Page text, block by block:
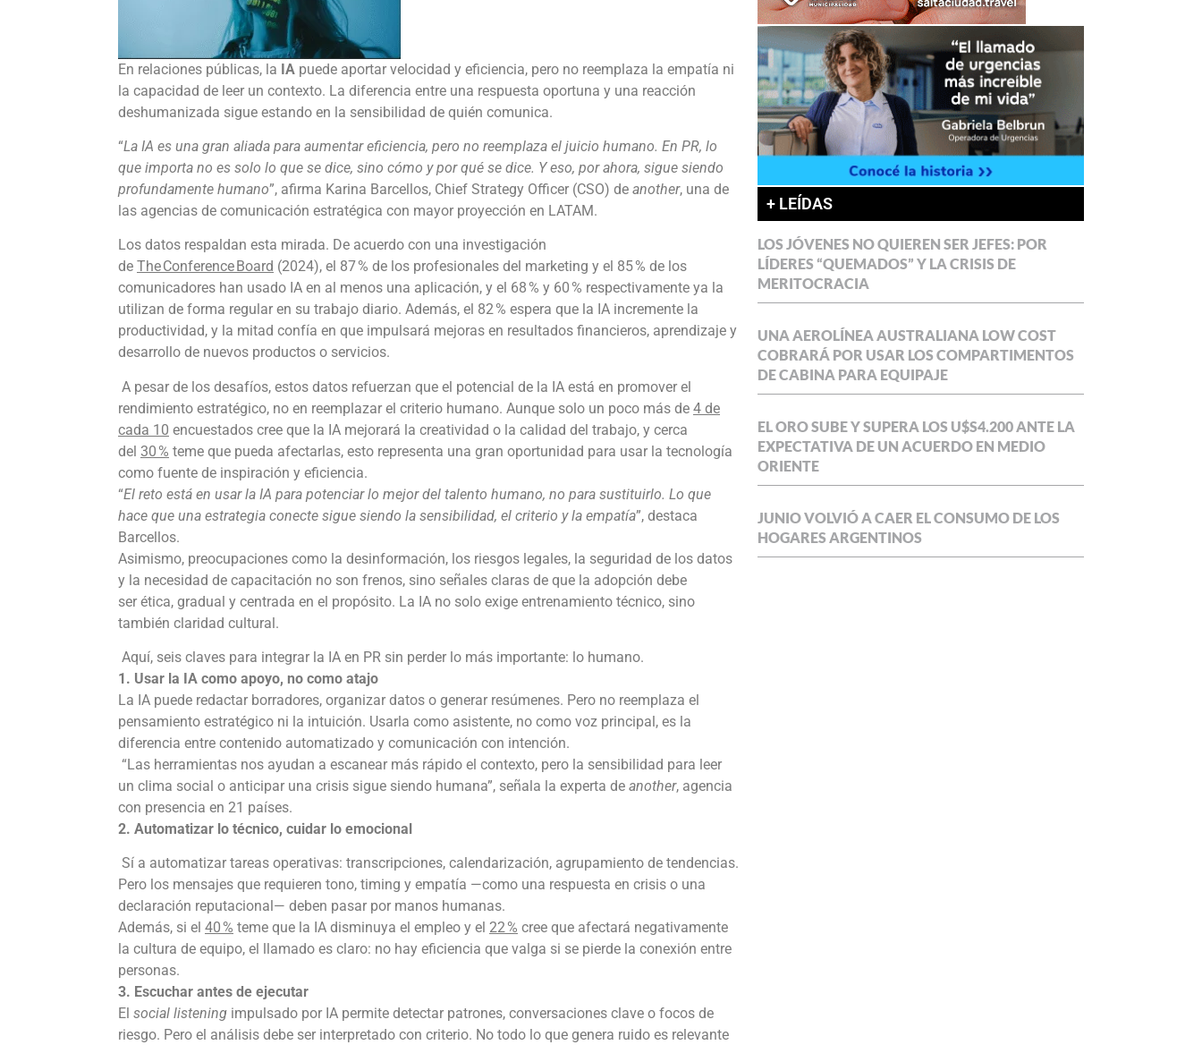
En relaciones públicas, la IA puede aportar velocidad y eficiencia, pero no reemplaza la empatía ni
la capacidad de leer un contexto. La diferencia entre una respuesta oportuna y una reacción
deshumanizada sigue estando en la sensibilidad de quién comunica.
“La IA es una gran aliada para aumentar eficiencia, pero no reemplaza el juicio humano. En PR, lo
que importa no es solo lo que se dice, sino cómo y por qué se dice. Y eso, por ahora, sigue siendo
profundamente humano”, afirma Karina Barcellos, Chief Strategy Officer (CSO) de another, una de
las agencias de comunicación estratégica con mayor proyección en LATAM.
Los datos respaldan esta mirada. De acuerdo con una investigación
de The Conference Board (2024), el 87 % de los profesionales del marketing y el 85 % de los
comunicadores han usado IA en al menos una aplicación, y el 68 % y 60 % respectivamente ya la
utilizan de forma regular en su trabajo diario. Además, el 82 % espera que la IA incremente la
productividad, y la mitad confía en que impulsará mejoras en resultados financieros, aprendizaje y
desarrollo de nuevos productos o servicios.
A pesar de los desafíos, estos datos refuerzan que el potencial de la IA está en promover el
rendimiento estratégico, no en reemplazar el criterio humano. Aunque solo un poco más de 4 de
cada 10 encuestados cree que la IA mejorará la creatividad o la calidad del trabajo, y cerca
del 30 % teme que pueda afectarlas, esto representa una gran oportunidad para usar la tecnología
como fuente de inspiración y eficiencia.
“El reto está en usar la IA para potenciar lo mejor del talento humano, no para sustituirlo. Lo que
hace que una estrategia conecte sigue siendo la sensibilidad, el criterio y la empatía”, destaca
Barcellos.
Asimismo, preocupaciones como la desinformación, los riesgos legales, la seguridad de los datos
y la necesidad de capacitación no son frenos, sino señales claras de que la adopción debe
ser ética, gradual y centrada en el propósito. La IA no solo exige entrenamiento técnico, sino
también claridad cultural.
Aquí, seis claves para integrar la IA en PR sin perder lo más importante: lo humano.
1. Usar la IA como apoyo, no como atajo
La IA puede redactar borradores, organizar datos o generar resúmenes. Pero no reemplaza el
pensamiento estratégico ni la intuición. Usarla como asistente, no como voz principal, es la
diferencia entre contenido automatizado y comunicación con intención.
“Las herramientas nos ayudan a escanear más rápido el contexto, pero la sensibilidad para leer
un clima social o anticipar una crisis sigue siendo humana”, señala la experta de another, agencia
con presencia en 21 países.
2. Automatizar lo técnico, cuidar lo emocional
Sí a automatizar tareas operativas: transcripciones, calendarización, agrupamiento de tendencias.
Pero los mensajes que requieren tono, timing y empatía —como una respuesta en crisis o una
declaración reputacional— deben pasar por manos humanas.
Además, si el 40 % teme que la IA disminuya el empleo y el 22 % cree que afectará negativamente
la cultura de equipo, el llamado es claro: no hay eficiencia que valga si se pierde la conexión entre
personas.
3. Escuchar antes de ejecutar
El social listening impulsado por IA permite detectar patrones, conversaciones clave o focos de
riesgo. Pero el análisis debe ser interpretado con criterio. No todo lo que genera ruido es relevante
+ LEÍDAS
LOS JÓVENES NO QUIEREN SER JEFES: POR
LÍDERES “QUEMADOS” Y LA CRISIS DE
MERITOCRACIA
UNA AEROLÍNEA AUSTRALIANA LOW COST
COBRARÁ POR USAR LOS COMPARTIMENTOS
DE CABINA PARA EQUIPAJE
EL ORO SUBE Y SUPERA LOS U$S4.200 ANTE LA
EXPECTATIVA DE UN ACUERDO EN MEDIO
ORIENTE
JUNIO VOLVIÓ A CAER EL CONSUMO DE LOS
HOGARES ARGENTINOS